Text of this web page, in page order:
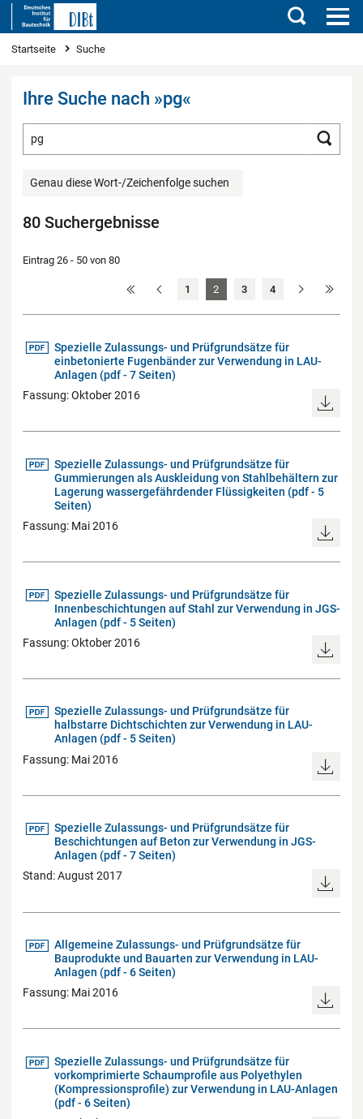
Suchen
Sie sind hier
Startseite Suche
Ihre Suche nach »pg«
Genau diese Wort-/Zeichenfolge suchen
80 Suchergebnisse
Eintrag 26 - 50 von 80
1 2 3 4
Spezielle Zulassungs- und Prüfgrundsätze für
einbetonierte Fugenbänder zur Verwendung in LAU-
Anlagen (pdf - 7 Seiten)
Fassung: Oktober 2016
Spezielle Zulassungs- und Prüfgrundsätze für
Gummierungen als Auskleidung von Stahlbehältern zur
Lagerung wassergefährdender Flüssigkeiten (pdf - 5
Seiten)
Fassung: Mai 2016
Spezielle Zulassungs- und Prüfgrundsätze für
Innenbeschichtungen auf Stahl zur Verwendung in JGS-
Anlagen (pdf - 5 Seiten)
Fassung: Oktober 2016
Spezielle Zulassungs- und Prüfgrundsätze für
halbstarre Dichtschichten zur Verwendung in LAU-
Anlagen (pdf - 5 Seiten)
Fassung: Mai 2016
Spezielle Zulassungs- und Prüfgrundsätze für
Beschichtungen auf Beton zur Verwendung in JGS-
Anlagen (pdf - 7 Seiten)
Stand: August 2017
Allgemeine Zulassungs- und Prüfgrundsätze für
Bauprodukte und Bauarten zur Verwendung in LAU-
Anlagen (pdf - 6 Seiten)
Fassung: Mai 2016
Spezielle Zulassungs- und Prüfgrundsätze für
vorkomprimierte Schaumprofile aus Polyethylen
(Kompressionsprofile) zur Verwendung in LAU-Anlagen
(pdf - 6 Seiten)